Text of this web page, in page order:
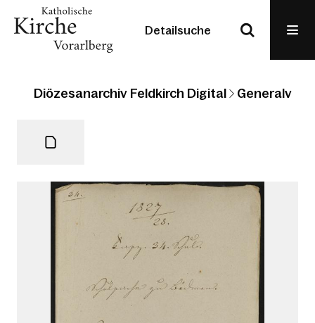
Detailsuche
Diözesanarchiv Feldkirch Digital